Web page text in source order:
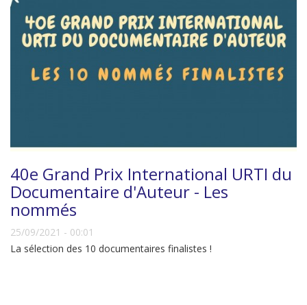
40e Grand Prix International URTI du
Documentaire d'Auteur - Les
nommés
25/09/2021 - 00:01
La sélection des 10 documentaires finalistes !